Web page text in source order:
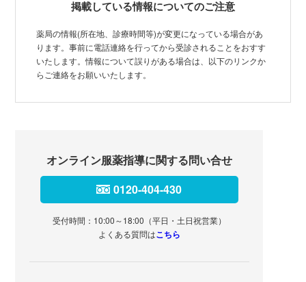
掲載している情報についてのご注意
薬局の情報(所在地、診療時間等)が変更になっている場合があ
ります。事前に電話連絡を行ってから受診されることをおすす
いたします。情報について誤りがある場合は、以下のリンクか
らご連絡をお願いいたします。
オンライン服薬指導に関する問い合せ
0120-404-430
受付時間：10:00～18:00（平日・土日祝営業）
よくある質問はこちら